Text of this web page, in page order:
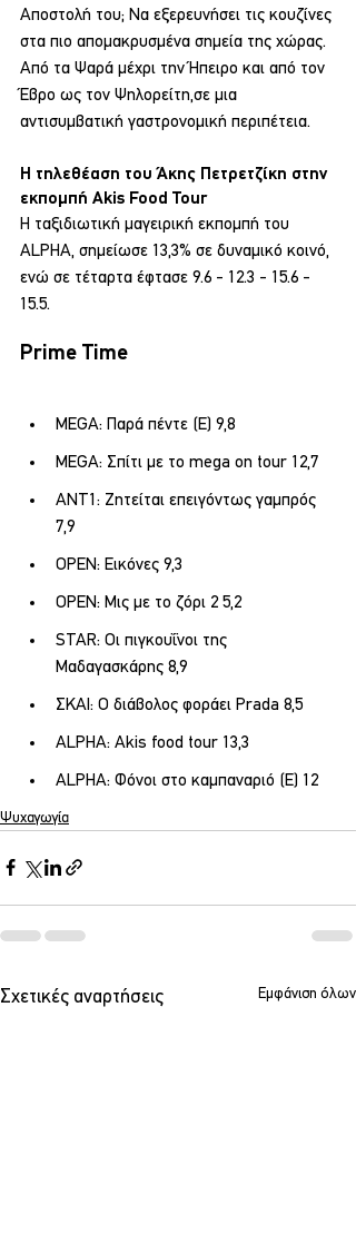
Αποστολή του; Να εξερευνήσει τις κουζίνες
στα πιο απομακρυσμένα σημεία της χώρας.
Από τα Ψαρά μέχρι την Ήπειρο και από τον
Έβρο ως τον Ψηλορείτη,σε μια
αντισυμβατική γαστρονομική περιπέτεια.
Η τηλεθέαση του Άκης Πετρετζίκη στην
εκπομπή Akis Food Tour
Η ταξιδιωτική μαγειρική εκπομπή του
ALPHA, σημείωσε 13,3% σε δυναμικό κοινό,
ενώ σε τέταρτα έφτασε 9.6 - 12.3 - 15.6 -
15.5.
Prime Time
MEGA: Παρά πέντε (Ε) 9,8
MEGA: Σπίτι με το mega on tour 12,7
ΑΝΤ1: Ζητείται επειγόντως γαμπρός
7,9
OPEN: Εικόνες 9,3
OPEN: Μις με το ζόρι 2 5,2
STAR: Οι πιγκουΐνοι της
Μαδαγασκάρης 8,9
ΣΚΑΙ: Ο διάβολος φοράει Prada 8,5
ALPHA: Akis food tour 13,3
ALPHA: Φόνοι στο καμπαναριό (Ε) 12
Ψυχαγωγία
Σχετικές αναρτήσεις Εμφάνιση όλων